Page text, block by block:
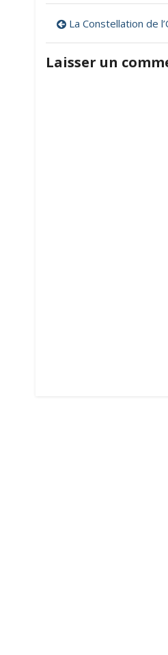
Navigation
de
l’article
La Constellation de l’Ours, un
Laisser un